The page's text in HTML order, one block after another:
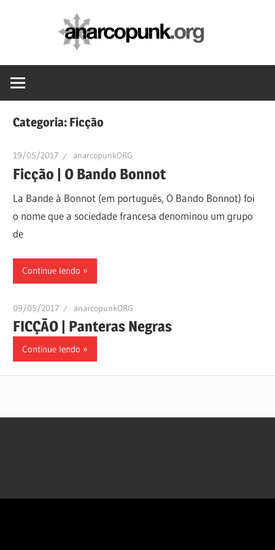
Categoria: Ficção
19/05/2017 anarcopunkORG
Ficção | O Bando Bonnot
La Bande à Bonnot (em português, O Bando Bonnot) foi
o nome que a sociedade francesa denominou um grupo
de
Continue lendo
09/05/2017 anarcopunkORG
FICÇÃO | Panteras Negras
Continue lendo